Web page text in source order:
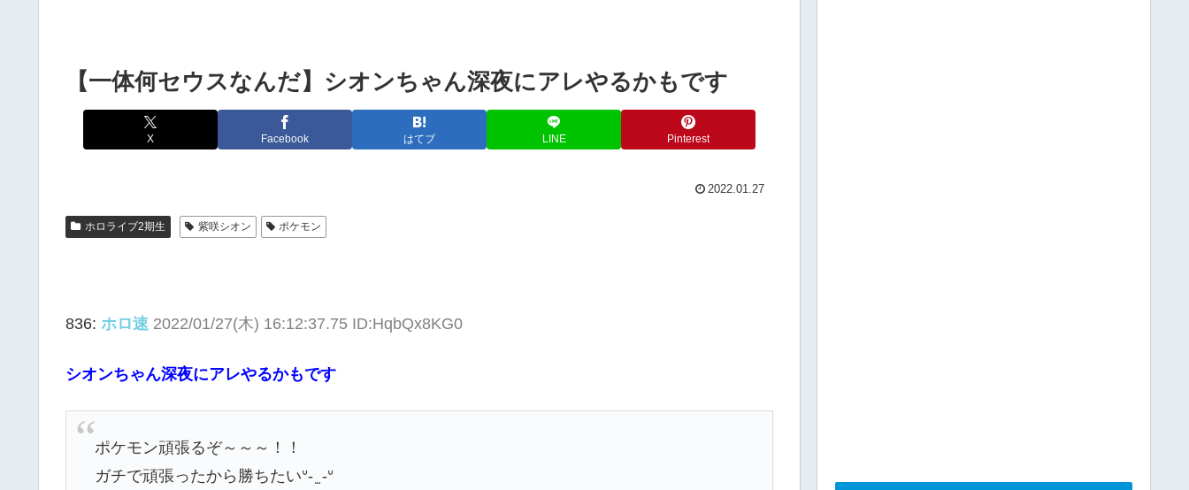
【一体何セウスなんだ】シオンちゃん深夜にアレやるかもです
X Facebook はてブ LINE Pinterest
2022.01.27
ホロライブ2期生 紫咲シオン ポケモン
836: ホロ速 2022/01/27(木) 16:12:37.75 ID:HqbQx8KG0
シオンちゃん深夜にアレやるかもです
ポケモン頑張るぞ～～～！！
ガチで頑張ったから勝ちたいᐡ- ̫ -ᐡ